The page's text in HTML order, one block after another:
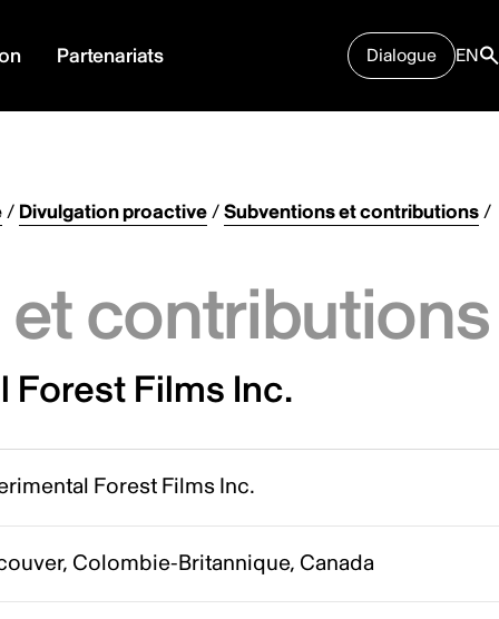
Partenariats Dialogue EN
/ Divulgation proactive/Subventions et contributions/
contributions
Forest Films Inc.
Forest Films Inc.
Colombie-Britannique, Canada